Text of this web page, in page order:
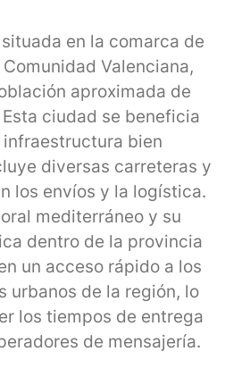
en la comarca de
Valenciana,
aproximada de
ciudad se beneficia
infraestructura bien
diversas carreteras y
los envíos y la logística.
mediterráneo y su
dentro de la provincia
un acceso rápido a los
urbanos de la región, lo
los tiempos de entrega
de mensajería.